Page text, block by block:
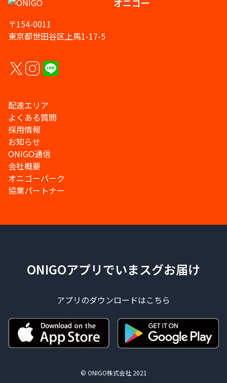
オニゴー
〒154-0011
東京都世田谷区上馬1-17-5
配達エリア
よくある質問
採用情報
お知らせ
ONIGO通信
会社概要
オニゴーパーク
協業パートナー
ONIGOアプリでいまスグお届け
アプリのダウンロードはこちら
© ONIGO株式会社 2021